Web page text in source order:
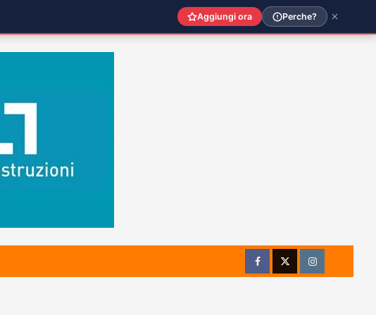
FacebookTwitterInstagram
Aggiungi ora Perche?